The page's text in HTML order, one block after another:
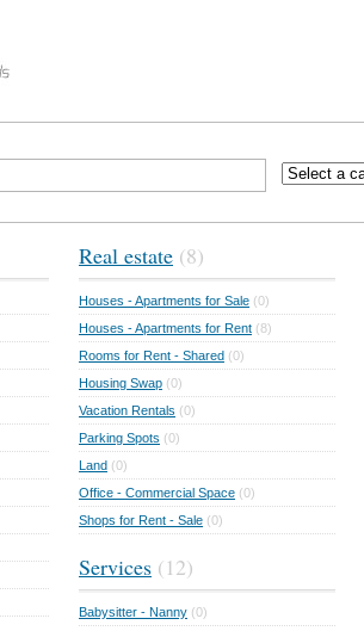
Real estate (8)
Houses - Apartments for Sale (0)
Houses - Apartments for Rent (8)
Rooms for Rent - Shared (0)
Housing Swap (0)
Vacation Rentals (0)
Parking Spots (0)
Land (0)
Office - Commercial Space (0)
Shops for Rent - Sale (0)
Services (12)
Babysitter - Nanny (0)